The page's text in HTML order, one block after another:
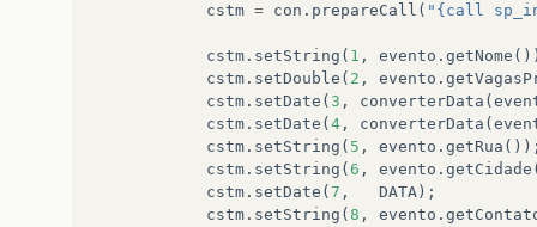
cstm = con . prepareCall ( "{call
cstm . setString ( 1 , evento . getNome
cstm . setDouble ( 2 , evento .
cstm . setDate ( 3 , converterData (
cstm . setDate ( 4 , converterData (
cstm . setString ( 5 , evento . getRua
cstm . setString ( 6 , evento . getCidade
cstm . setDate ( 7 , DATA );
cstm . setString ( 8 , evento .